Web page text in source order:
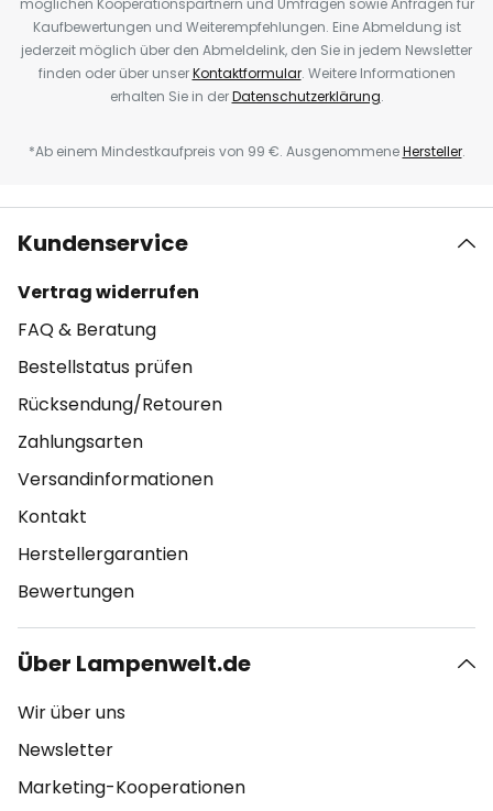
möglichen Kooperationspartnern und Umfragen sowie Anfragen für
Kaufbewertungen und Weiterempfehlungen. Eine Abmeldung ist
jederzeit möglich über den Abmeldelink, den Sie in jedem Newsletter
finden oder über unserKontaktformular. Weitere Informationen
erhalten Sie in derDatenschutzerklärung.
*Ab einem Mindestkaufpreis von 99 €. AusgenommeneHersteller.
Kundenservice
Vertrag widerrufen
FAQ & Beratung
Bestellstatus prüfen
Rücksendung/Retouren
Zahlungsarten
Versandinformationen
Kontakt
Herstellergarantien
Bewertungen
Über Lampenwelt.de
Wir über uns
Newsletter
Marketing-Kooperationen